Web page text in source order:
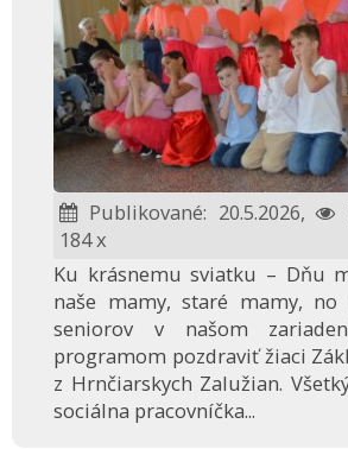
Publikované: 20.5.2026,
184 x
Ku krásnemu sviatku – Dňu
naše mamy, staré mamy, no
seniorov v našom
programom pozdraviť žiaci
z Hrnčiarskych Zalužian.
sociálna pracovníčka...